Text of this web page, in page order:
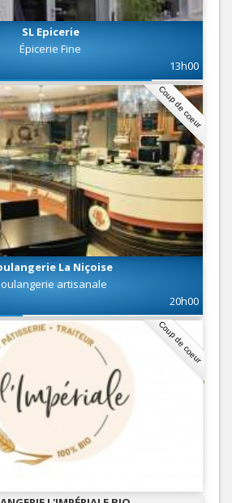
SL Epicerie
Épicerie Fine
13h00
Coup de coeur
La Niçoise
artisanale
20h00
Coup de coeur